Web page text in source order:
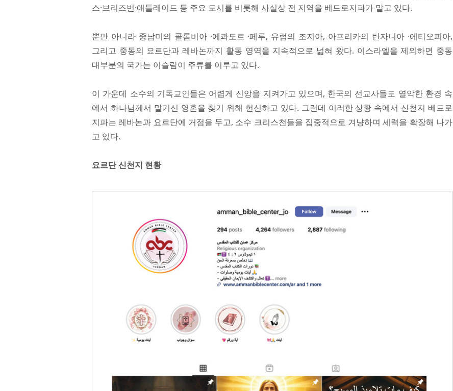
스·브리즈번·애들레이드 등 주요 도시를 비롯해 사실상 전 지역을 베드로지파가 맡고 있다.
뿐만 아니라 중남미의 콜롬비아 ·에콰도르 ·페루, 유럽의 조지아, 아프리카의 탄자니아 ·에티오피아,
그리고 중동의 요르단과 레바논까지 활동 영역을 지속적으로 넓혀 왔다. 이스라엘을 제외하면 중동
대부분의 국가는 이슬람이 주류를 이루고 있다.
이 가운데 소수의 기독교인들은 어렵게 신앙을 지켜가고 있으며, 한국의 선교사들도 열악한 환경 속
에서 하나님께서 맡기신 영혼을 찾기 위해 헌신하고 있다. 그런데 이러한 상황 속에서 신천지 베드로
지파는 레바논과 요르단에 거점을 두고, 소수 크리스천들을 집중적으로 겨냥하며 세력을 확장해 나가
고 있다.
요르단 신천지 현황